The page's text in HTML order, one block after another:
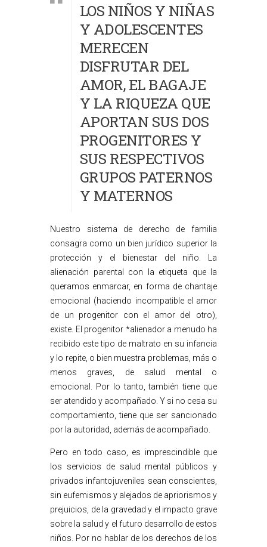
LOS NIÑOS Y NIÑAS
Y ADOLESCENTES
MERECEN
DISFRUTAR DEL
AMOR, EL BAGAJE
Y LA RIQUEZA QUE
APORTAN SUS DOS
PROGENITORES Y
SUS RESPECTIVOS
GRUPOS PATERNOS
Y MATERNOS
Nuestro sistema de derecho de familia
consagra como un bien jurídico superior la
protección y el bienestar del niño. La
alienación parental con la etiqueta que la
queramos enmarcar, en forma de chantaje
emocional (haciendo incompatible el amor
de un progenitor con el amor del otro),
existe. El progenitor *alienador a menudo ha
recibido este tipo de maltrato en su infancia
y lo repite, o bien muestra problemas, más o
menos graves, de salud mental o
emocional. Por lo tanto, también tiene que
ser atendido y acompañado. Y si no cesa su
comportamiento, tiene que ser sancionado
por la autoridad, además de acompañado.
Pero en todo caso, es imprescindible que
los servicios de salud mental públicos y
privados infantojuveniles sean conscientes,
sin eufemismos y alejados de apriorismos y
prejuicios, de la gravedad y el impacto grave
sobre la salud y el futuro desarrollo de estos
niños. Por no hablar de los derechos de los